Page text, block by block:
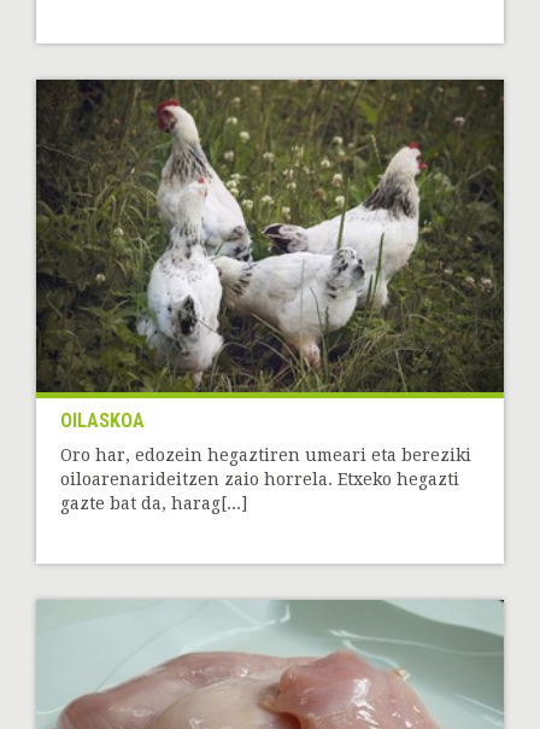
OILASKOA
Oro har, edozein hegaztiren umeari eta bereziki
oiloarenarideitzen zaio horrela. Etxeko hegazti
gazte bat da, harag[...]